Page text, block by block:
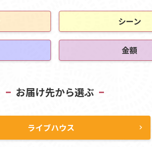
シーン
金額
お届け先から選ぶ
ライブハウス chevron_right